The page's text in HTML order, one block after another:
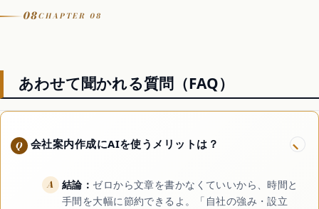
08CHAPTER 08
あわせて聞かれる質問（FAQ）
会社案内作成にAIを使うメリットは？
結論： ゼロから文章を書かなくていいから、時間と
手間を大幅に節約できるよ。「自社の強み・設立